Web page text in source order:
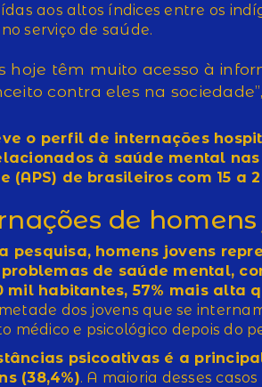
aos altos índices entre os
serviço de saúde.
hoje têm muito acesso à
contra eles na
o perfil de internações
à saúde mental
(APS) de brasileiros com 15 a
de homens
pesquisa, homens jovens
de saúde mental,
mil habitantes, 57% mais alta
dos jovens que se
médico e psicológico depois do
psicoativas é a
(38,4%). A maioria desses